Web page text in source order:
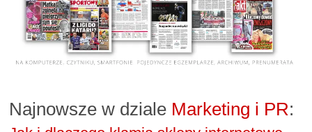
Najnowsze w dziale Marketing i PR: